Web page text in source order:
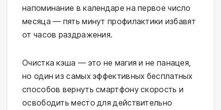
напоминание в календаре на первое число
месяца — пять минут профилактики избавят
от часов раздражения.
Очистка кэша — это не магия и не панацея,
но один из самых эффективных бесплатных
способов вернуть смартфону скорость и
освободить место для действительно